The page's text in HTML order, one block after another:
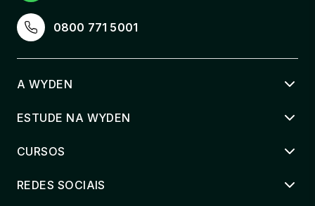
0800 771 5001
A WYDEN
ESTUDE NA WYDEN
CURSOS
REDES SOCIAIS